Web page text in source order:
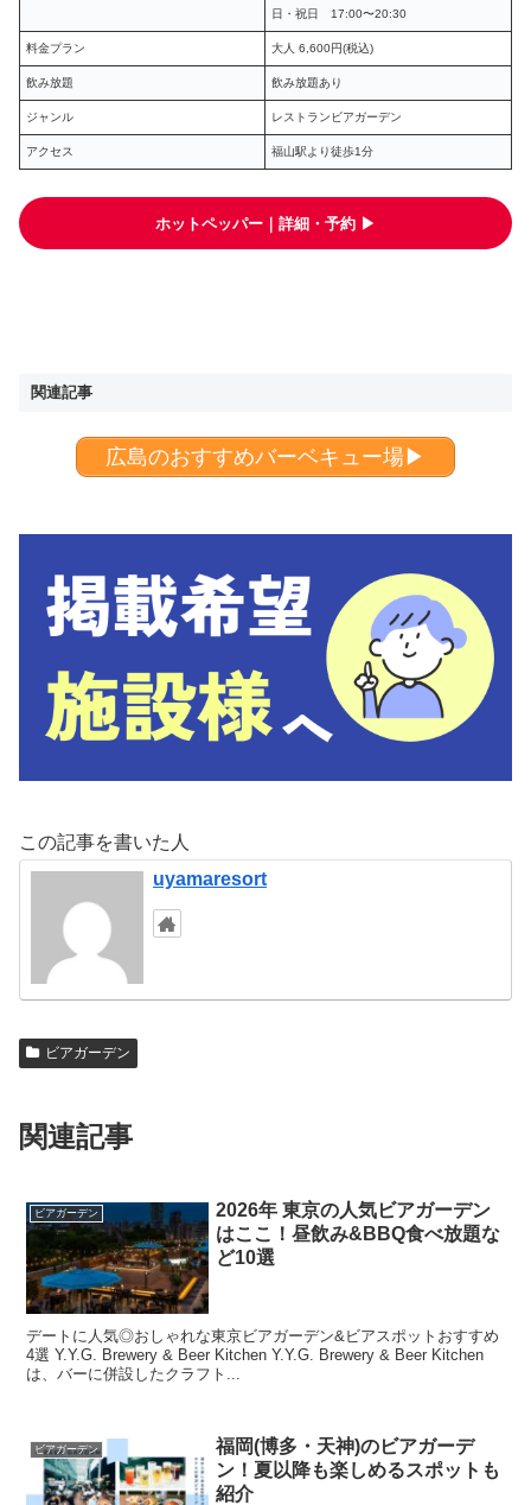
日・祝日 17:00〜20:30
料金プラン 大人 6,600円(税込)
飲み放題 飲み放題あり
ジャンル レストランビアガーデン
アクセス 福山駅より徒歩1分
ホットペッパー｜詳細・予約 ▶︎
関連記事
広島のおすすめバーベキュー場▶︎
この記事を書いた人
uyamaresort
ビアガーデン
関連記事
ビアガーデン
2026年 東京の人気ビアガーデン
はここ！昼飲み&BBQ食べ放題な
ど10選
デートに人気◎おしゃれな東京ビアガーデン&ビアスポットおすすめ
4選 Y.Y.G. Brewery & Beer Kitchen Y.Y.G. Brewery & Beer Kitchen
は、バーに併設したクラフト...
ビアガーデン
福岡(博多・天神)のビアガーデ
ン！夏以降も楽しめるスポットも
紹介